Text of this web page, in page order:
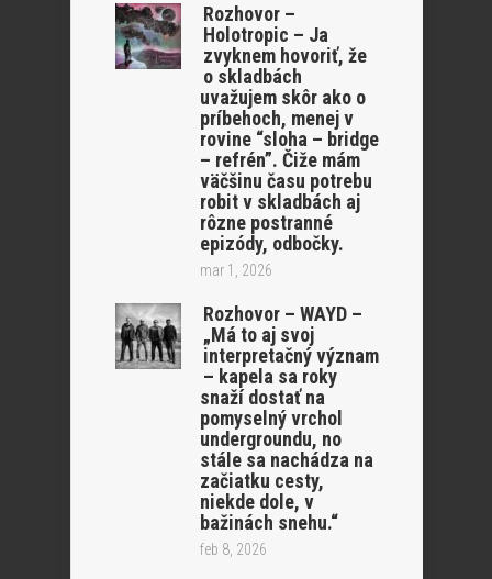
Rozhovor –
Holotropic – Ja
zvyknem hovoriť, že
o skladbách
uvažujem skôr ako o
príbehoch, menej v
rovine “sloha – bridge
– refrén”. Čiže mám
väčšinu času potrebu
robit v skladbách aj
rôzne postranné
epizódy, odbočky.
mar 1, 2026
Rozhovor – WAYD –
„Má to aj svoj
interpretačný význam
– kapela sa roky
snaží dostať na
pomyselný vrchol
undergroundu, no
stále sa nachádza na
začiatku cesty,
niekde dole, v
bažinách snehu.“
feb 8, 2026